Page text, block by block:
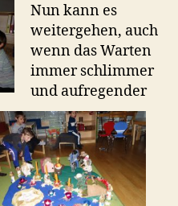
Nun kann es
weitergehen, auch
wenn das Warten
immer schlimmer
und aufregender